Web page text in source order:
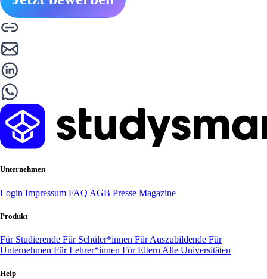
Unternehmen
Login Impressum FAQ AGB Presse Magazine
Produkt
Für Studierende Für Schüler*innen Für Auszubildende Für
Unternehmen Für Lehrer*innen Für Eltern Alle Universitäten
Help